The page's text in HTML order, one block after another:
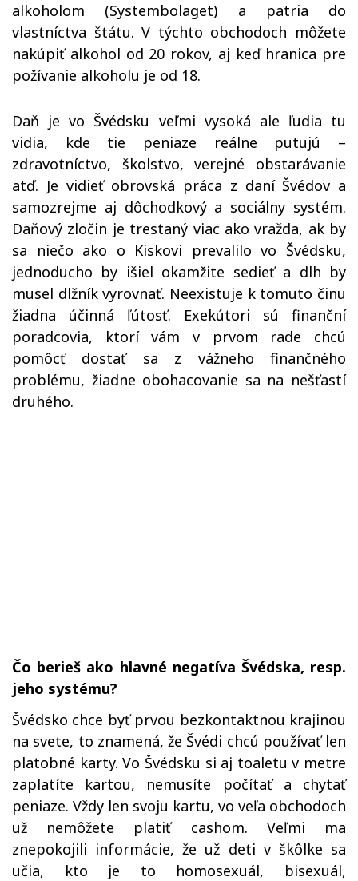
alkoholom (Systembolaget) a patria do
vlastníctva štátu. V týchto obchodoch môžete
nakúpiť alkohol od 20 rokov, aj keď hranica pre
požívanie alkoholu je od 18.
Daň je vo Švédsku veľmi vysoká ale ľudia tu
vidia, kde tie peniaze reálne putujú –
zdravotníctvo, školstvo, verejné obstarávanie
atď. Je vidieť obrovská práca z daní Švédov a
samozrejme aj dôchodkový a sociálny systém.
Daňový zločin je trestaný viac ako vražda, ak by
sa niečo ako o Kiskovi prevalilo vo Švédsku,
jednoducho by išiel okamžite sedieť a dlh by
musel dlžník vyrovnať. Neexistuje k tomuto činu
žiadna účinná ľútosť. Exekútori sú finanční
poradcovia, ktorí vám v prvom rade chcú
pomôcť dostať sa z vážneho finančného
problému, žiadne obohacovanie sa na nešťastí
druhého.
Čo berieš ako hlavné negatíva Švédska, resp.
jeho systému?
Švédsko chce byť prvou bezkontaktnou krajinou
na svete, to znamená, že Švédi chcú používať len
platobné karty. Vo Švédsku si aj toaletu v metre
zaplatíte kartou, nemusíte počítať a chytať
peniaze. Vždy len svoju kartu, vo veľa obchodoch
už nemôžete platiť cashom. Veľmi ma
znepokojili informácie, že už deti v škôlke sa
učia, kto je to homosexuál, bisexuál,